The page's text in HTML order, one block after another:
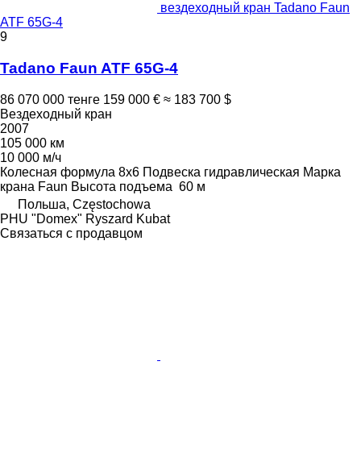
вездеходный кран Tadano Faun
ATF 65G-4
9
Tadano Faun ATF 65G-4
86 070 000 тенге 159 000 € ≈ 183 700 $
Вездеходный кран
2007
105 000 км
10 000 м/ч
Колесная формула 8x6 Подвеска гидравлическая Марка
крана Faun Высота подъема 60 м
Польша, Częstochowa
PHU "Domex" Ryszard Kubat
Связаться с продавцом